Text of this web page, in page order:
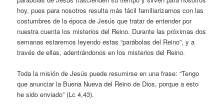
hoy, pues para nosotros resulta más fácil familiarizarnos con las
costumbres de la época de Jesús que tratar de entender por
nuestra cuenta los misterios del Reino. Durante las próximas dos
semanas estaremos leyendo estas “parábolas del Reino”, y a
través de ellas, adentrándonos en los misterios del Reino.
Toda la misión de Jesús puede resumirse en una frase: “Tengo
que anunciar la Buena Nueva del Reino de Dios, porque a esto
he sido enviado” (Lc 4,43).